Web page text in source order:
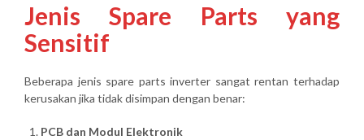
Jenis Spare Parts yang
Sensitif
Beberapa jenis spare parts inverter sangat rentan terhadap
kerusakan jika tidak disimpan dengan benar:
PCB dan Modul Elektronik